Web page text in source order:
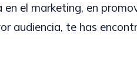
el marketing, en
audiencia, te has